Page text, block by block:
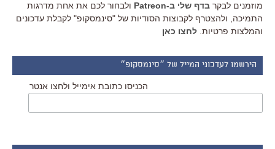
מוזמנים לבקר בדף שלי ב-Patreon
ולבחור לכם את אחת מדרגות
התמיכה, ולהצטרף לקבוצות הסודיות של "סינמסקופ" לקבלת עדכונים
והמלצות פרטיות. לחצו כאן
הירשמו לעדכוני המייל של ״סינמסקופ״
הכניסו כתובת אימייל ולחצו אנטר